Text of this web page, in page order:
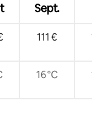
Sept.
111 €
16 °C